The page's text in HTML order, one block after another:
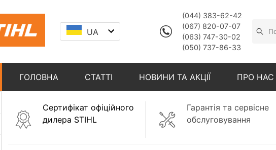
UA
(044) 383-62-42
(067) 820-07-07
(063) 747-30-02
(050) 737-86-33
ГОЛОВНА СТАТТІ НОВИНИ ТА АКЦІЇ ПРО НАС
Сертифікат офіційного
дилера STIHL
Гарантія та сервісне
обслуговування